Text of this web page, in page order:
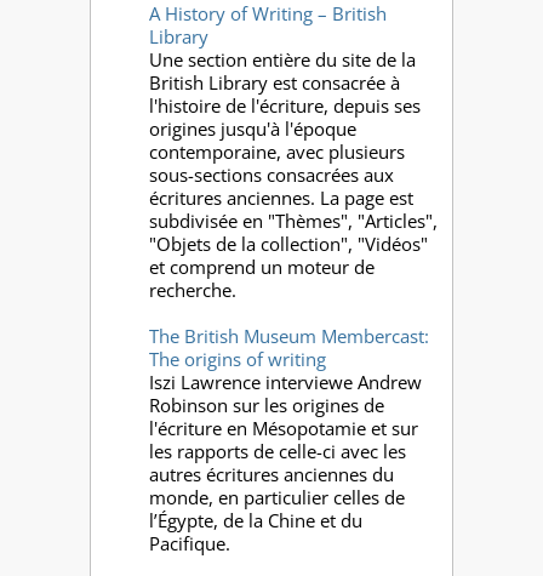
A History of Writing – British
Library
Une section entière du site de la
British Library est consacrée à
l'histoire de l'écriture, depuis ses
origines jusqu'à l'époque
contemporaine, avec plusieurs
sous-sections consacrées aux
écritures anciennes. La page est
subdivisée en "Thèmes", "Articles",
"Objets de la collection", "Vidéos"
et comprend un moteur de
recherche.
The British Museum Membercast:
The origins of writing
Iszi Lawrence interviewe Andrew
Robinson sur les origines de
l'écriture en Mésopotamie et sur
les rapports de celle-ci avec les
autres écritures anciennes du
monde, en particulier celles de
l’Égypte, de la Chine et du
Pacifique.